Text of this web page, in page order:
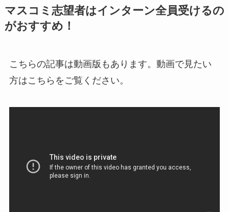
マスコミ志望者はインターン全員受けるの
がおすすめ！
こちらの記事は動画版もあります。動画で見たい
方はこちらをご覧ください。